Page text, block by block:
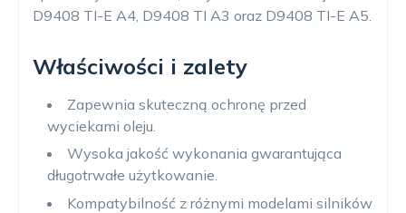
D9408 TI-E A4, D9408 TI A3 oraz D9408 TI-E A5.
Właściwości i zalety
Zapewnia skuteczną ochronę przed
wyciekami oleju.
Wysoka jakość wykonania gwarantująca
długotrwałe użytkowanie.
Kompatybilność z różnymi modelami silników